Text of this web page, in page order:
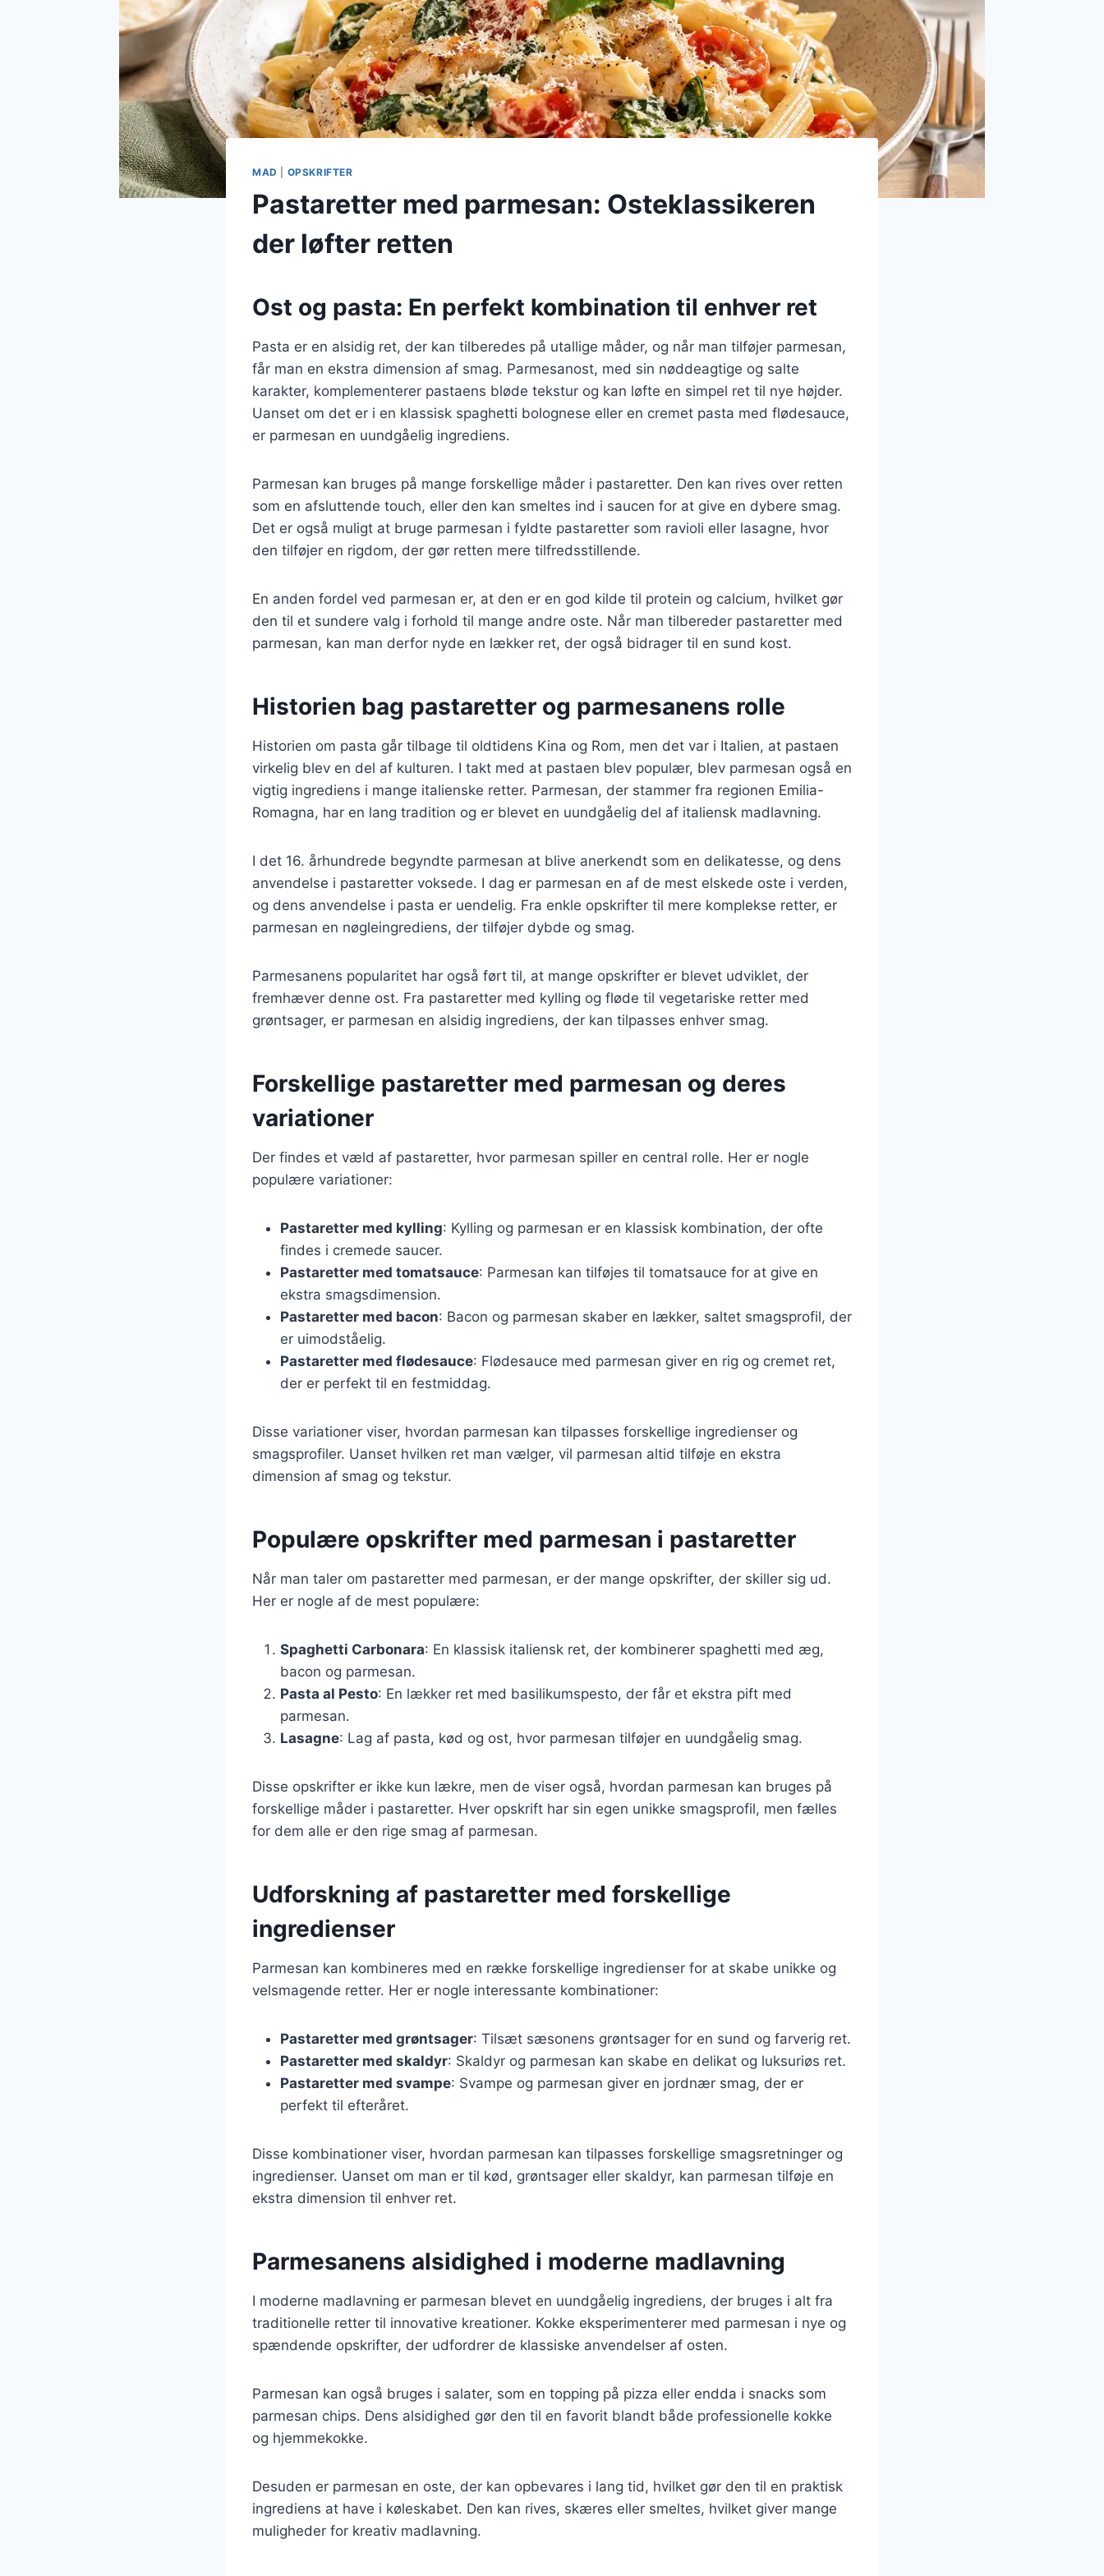
MAD OPSKRIFTER
Pastaretter med parmesan: Osteklassikeren
der løfter retten
Ost og pasta: En perfekt kombination til enhver ret
Pasta er en alsidig ret, der kan tilberedes på utallige måder, og når man tilføjer parmesan,
får man en ekstra dimension af smag. Parmesanost, med sin nøddeagtige og salte
karakter, komplementerer pastaens bløde tekstur og kan løfte en simpel ret til nye højder.
Uanset om det er i en klassisk spaghetti bolognese eller en cremet pasta med flødesauce,
er parmesan en uundgåelig ingrediens.
Parmesan kan bruges på mange forskellige måder i pastaretter. Den kan rives over retten
som en afsluttende touch, eller den kan smeltes ind i saucen for at give en dybere smag.
Det er også muligt at bruge parmesan i fyldte pastaretter som ravioli eller lasagne, hvor
den tilføjer en rigdom, der gør retten mere tilfredsstillende.
En anden fordel ved parmesan er, at den er en god kilde til protein og calcium, hvilket gør
den til et sundere valg i forhold til mange andre oste. Når man tilbereder pastaretter med
parmesan, kan man derfor nyde en lækker ret, der også bidrager til en sund kost.
Historien bag pastaretter og parmesanens rolle
Historien om pasta går tilbage til oldtidens Kina og Rom, men det var i Italien, at pastaen
virkelig blev en del af kulturen. I takt med at pastaen blev populær, blev parmesan også en
vigtig ingrediens i mange italienske retter. Parmesan, der stammer fra regionen Emilia-
Romagna, har en lang tradition og er blevet en uundgåelig del af italiensk madlavning.
I det 16. århundrede begyndte parmesan at blive anerkendt som en delikatesse, og dens
anvendelse i pastaretter voksede. I dag er parmesan en af de mest elskede oste i verden,
og dens anvendelse i pasta er uendelig. Fra enkle opskrifter til mere komplekse retter, er
parmesan en nøgleingrediens, der tilføjer dybde og smag.
Parmesanens popularitet har også ført til, at mange opskrifter er blevet udviklet, der
fremhæver denne ost. Fra pastaretter med kylling og fløde til vegetariske retter med
grøntsager, er parmesan en alsidig ingrediens, der kan tilpasses enhver smag.
Forskellige pastaretter med parmesan og deres
variationer
Der findes et væld af pastaretter, hvor parmesan spiller en central rolle. Her er nogle
populære variationer:
Pastaretter med kylling: Kylling og parmesan er en klassisk kombination, der ofte
findes i cremede saucer.
Pastaretter med tomatsauce: Parmesan kan tilføjes til tomatsauce for at give en
ekstra smagsdimension.
Pastaretter med bacon: Bacon og parmesan skaber en lækker, saltet smagsprofil, der
er uimodståelig.
Pastaretter med flødesauce: Flødesauce med parmesan giver en rig og cremet ret,
der er perfekt til en festmiddag.
Disse variationer viser, hvordan parmesan kan tilpasses forskellige ingredienser og
smagsprofiler. Uanset hvilken ret man vælger, vil parmesan altid tilføje en ekstra
dimension af smag og tekstur.
Populære opskrifter med parmesan i pastaretter
Når man taler om pastaretter med parmesan, er der mange opskrifter, der skiller sig ud.
Her er nogle af de mest populære:
Spaghetti Carbonara: En klassisk italiensk ret, der kombinerer spaghetti med æg,
bacon og parmesan.
Pasta al Pesto: En lækker ret med basilikumspesto, der får et ekstra pift med
parmesan.
Lasagne: Lag af pasta, kød og ost, hvor parmesan tilføjer en uundgåelig smag.
Disse opskrifter er ikke kun lækre, men de viser også, hvordan parmesan kan bruges på
forskellige måder i pastaretter. Hver opskrift har sin egen unikke smagsprofil, men fælles
for dem alle er den rige smag af parmesan.
Udforskning af pastaretter med forskellige
ingredienser
Parmesan kan kombineres med en række forskellige ingredienser for at skabe unikke og
velsmagende retter. Her er nogle interessante kombinationer:
Pastaretter med grøntsager: Tilsæt sæsonens grøntsager for en sund og farverig ret.
Pastaretter med skaldyr: Skaldyr og parmesan kan skabe en delikat og luksuriøs ret.
Pastaretter med svampe: Svampe og parmesan giver en jordnær smag, der er
perfekt til efteråret.
Disse kombinationer viser, hvordan parmesan kan tilpasses forskellige smagsretninger og
ingredienser. Uanset om man er til kød, grøntsager eller skaldyr, kan parmesan tilføje en
ekstra dimension til enhver ret.
Parmesanens alsidighed i moderne madlavning
I moderne madlavning er parmesan blevet en uundgåelig ingrediens, der bruges i alt fra
traditionelle retter til innovative kreationer. Kokke eksperimenterer med parmesan i nye og
spændende opskrifter, der udfordrer de klassiske anvendelser af osten.
Parmesan kan også bruges i salater, som en topping på pizza eller endda i snacks som
parmesan chips. Dens alsidighed gør den til en favorit blandt både professionelle kokke
og hjemmekokke.
Desuden er parmesan en oste, der kan opbevares i lang tid, hvilket gør den til en praktisk
ingrediens at have i køleskabet. Den kan rives, skæres eller smeltes, hvilket giver mange
muligheder for kreativ madlavning.